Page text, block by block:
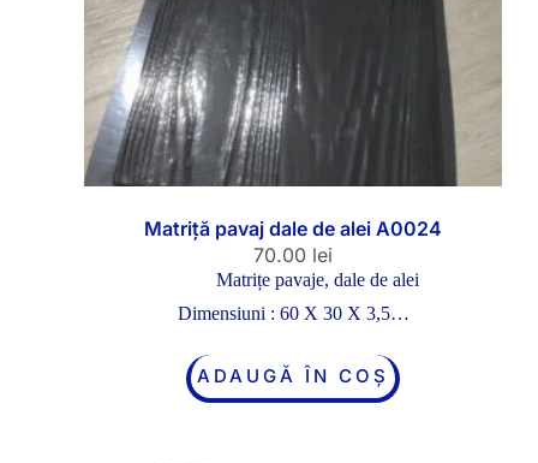
Matriță pavaj dale de alei A0024
70.00 lei
Matrițe pavaje, dale de alei
Dimensiuni : 60 X 30 X 3,5…
ADAUGĂ ÎN COȘ